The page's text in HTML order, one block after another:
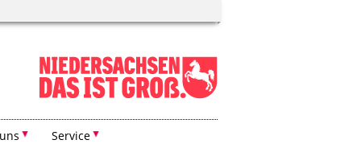
Service